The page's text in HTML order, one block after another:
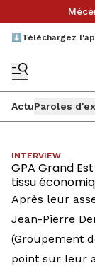
⬇️Téléchargez
ActuParoles
INTERVIEW
GPA Grand
tissu
Après leur
Jean-Pierre
(Groupement
point sur leur